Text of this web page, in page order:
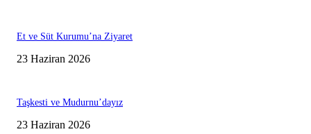
Et ve Süt Kurumu’na Ziyaret
23 Haziran 2026
Taşkesti ve Mudurnu’dayız
23 Haziran 2026